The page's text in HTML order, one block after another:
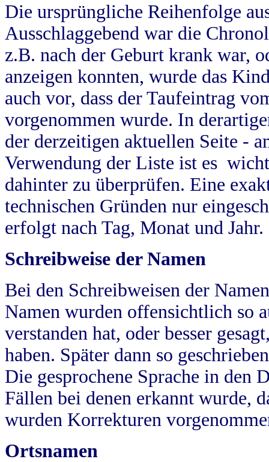
Die ursprüngliche Reihenfolge
Ausschlaggebend war die
z.B. nach der Geburt krank war,
anzeigen konnten, wurde das
auch vor, dass der Taufeintrag
vorgenommen wurde. In
der derzeitigen aktuellen Seite -
Verwendung der Liste ist es
dahinter zu überprüfen. Eine
technischen Gründen nur
erfolgt nach Tag, Monat und Jahr.
Schreibweise der Namen
Bei den Schreibweisen der
Namen wurden offensichtlich so
verstanden hat, oder besser
haben. Später dann so
Die gesprochene Sprache in
Fällen bei denen erkannt wurde,
wurden Korrekturen
Ortsnamen